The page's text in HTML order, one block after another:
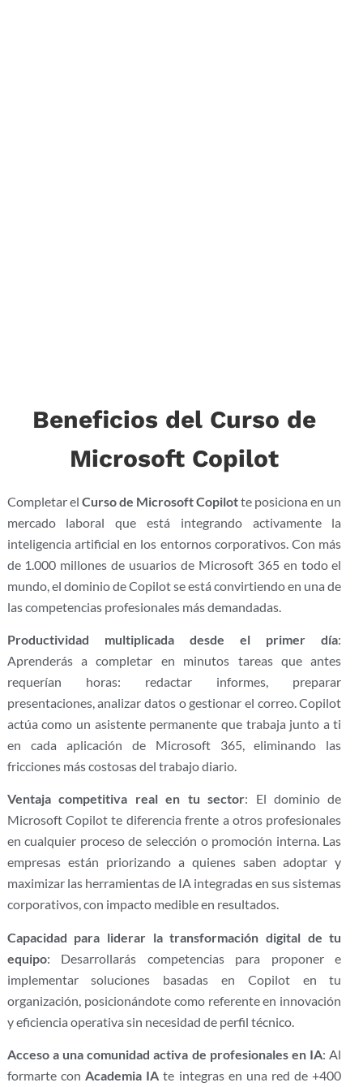
Beneficios del Curso de
Microsoft Copilot
Completar el Curso de Microsoft Copilotte posiciona en un
mercado laboral que está integrando activamente la
inteligencia artificial en los entornos corporativos. Con más
de 1.000 millones de usuarios de Microsoft 365 en todo el
mundo, el dominio de Copilot se está convirtiendo en una de
las competencias profesionales más demandadas.
Productividad multiplicada desde el primer día:
Aprenderás a completar en minutos tareas que antes
requerían horas: redactar informes, preparar
presentaciones, analizar datos o gestionar el correo. Copilot
actúa como un asistente permanente que trabaja junto a ti
en cada aplicación de Microsoft 365, eliminando las
fricciones más costosas del trabajo diario.
Ventaja competitiva real en tu sector: El dominio de
Microsoft Copilot te diferencia frente a otros profesionales
en cualquier proceso de selección o promoción interna. Las
empresas están priorizando a quienes saben adoptar y
maximizar las herramientas de IA integradas en sus sistemas
corporativos, con impacto medible en resultados.
Capacidad para liderar la transformación digital de tu
equipo: Desarrollarás competencias para proponer e
implementar soluciones basadas en Copilot en tu
organización, posicionándote como referente en innovación
y eficiencia operativa sin necesidad de perfil técnico.
Acceso a una comunidad activa de profesionales en IA: Al
formarte con Academia IA te integras en una red de +400